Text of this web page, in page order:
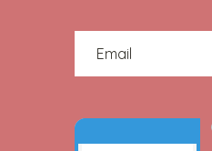
Email